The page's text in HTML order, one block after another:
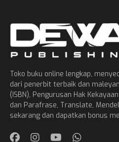
Toko buku online lengkap,
dari penerbit terbaik dan
(ISBN), Pengurusan Hak
dan Parafrase, Translate,
sekarang dan dapatkan bonus